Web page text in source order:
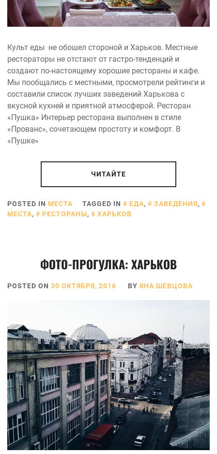
Культ еды не обошел стороной и Харьков. Местные
рестораторы не отстают от гастро-тенденций и
создают по-настоящему хорошие рестораны и кафе.
Мы пообщались с местными, просмотрели рейтинги и
составили список лучших заведений Харькова с
вкусной кухней и приятной атмосферой. Ресторан
«Пушка» Интерьер ресторана выполнен в стиле
«Прованс», сочетающем простоту и комфорт. В
«Пушке»
ЧИТАЙТЕ
POSTED IN МЕСТА TAGGED IN ЕДА, ЗАВЕДЕНИЯ,
МЕСТА, РЕСТОРАНЫ, ХАРЬКОВ
ФОТО-ПРОГУЛКА: ХАРЬКОВ
POSTED ON 30 ОКТЯБРЯ, 2016 BY ЯНА ШЕВЦОВА